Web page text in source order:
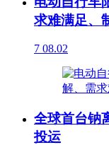
求难满足、
7 08.02
全球首台钠
投运